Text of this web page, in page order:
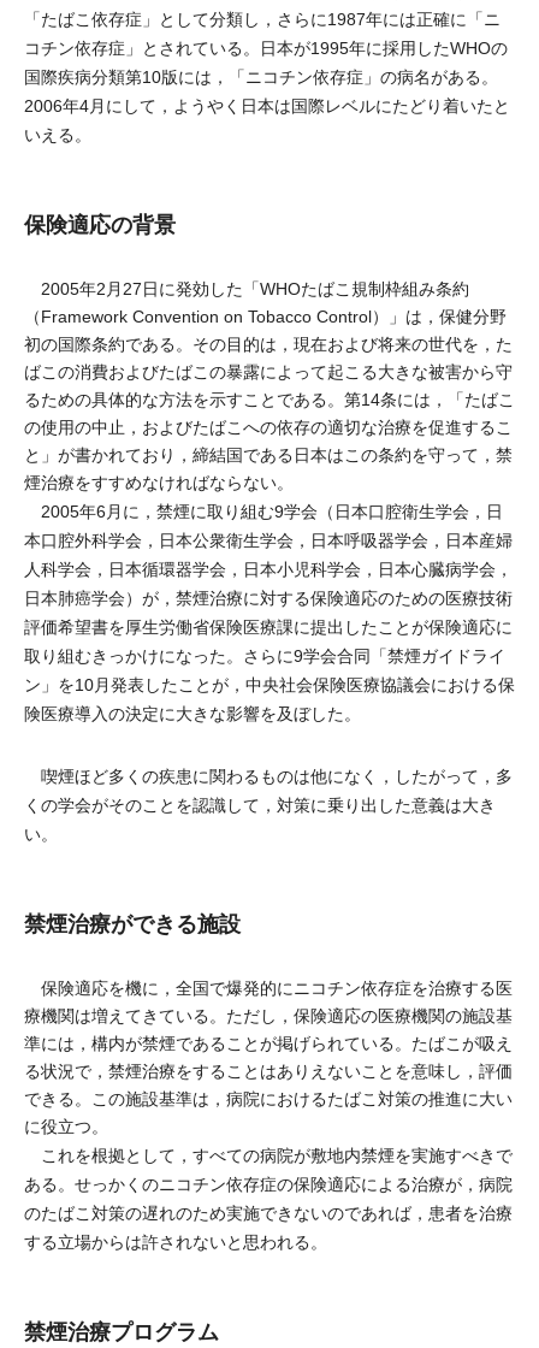
「たばこ依存症」として分類し，さらに1987年には正確に「ニ
コチン依存症」とされている。日本が1995年に採用したWHOの
国際疾病分類第10版には，「ニコチン依存症」の病名がある。
2006年4月にして，ようやく日本は国際レベルにたどり着いたと
いえる。
保険適応の背景
2005年2月27日に発効した「WHOたばこ規制枠組み条約
（Framework Convention on Tobacco Control）」は，保健分野
初の国際条約である。その目的は，現在および将来の世代を，た
ばこの消費およびたばこの暴露によって起こる大きな被害から守
るための具体的な方法を示すことである。第14条には，「たばこ
の使用の中止，およびたばこへの依存の適切な治療を促進するこ
と」が書かれており，締結国である日本はこの条約を守って，禁
煙治療をすすめなければならない。
2005年6月に，禁煙に取り組む9学会（日本口腔衛生学会，日
本口腔外科学会，日本公衆衛生学会，日本呼吸器学会，日本産婦
人科学会，日本循環器学会，日本小児科学会，日本心臓病学会，
日本肺癌学会）が，禁煙治療に対する保険適応のための医療技術
評価希望書を厚生労働省保険医療課に提出したことが保険適応に
取り組むきっかけになった。さらに9学会合同「禁煙ガイドライ
ン」を10月発表したことが，中央社会保険医療協議会における保
険医療導入の決定に大きな影響を及ぼした。
喫煙ほど多くの疾患に関わるものは他になく，したがって，多
くの学会がそのことを認識して，対策に乗り出した意義は大き
い。
禁煙治療ができる施設
保険適応を機に，全国で爆発的にニコチン依存症を治療する医
療機関は増えてきている。ただし，保険適応の医療機関の施設基
準には，構内が禁煙であることが掲げられている。たばこが吸え
る状況で，禁煙治療をすることはありえないことを意味し，評価
できる。この施設基準は，病院におけるたばこ対策の推進に大い
に役立つ。
これを根拠として，すべての病院が敷地内禁煙を実施すべきで
ある。せっかくのニコチン依存症の保険適応による治療が，病院
のたばこ対策の遅れのため実施できないのであれば，患者を治療
する立場からは許されないと思われる。
禁煙治療プログラム